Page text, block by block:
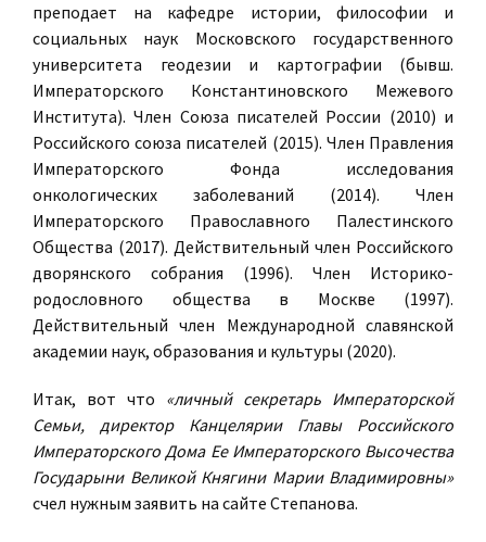
преподает на кафедре истории, философии и
социальных наук Московского государственного
университета геодезии и картографии (бывш.
Императорского Константиновского Межевого
Института). Член Союза писателей России (2010) и
Российского союза писателей (2015). Член Правления
Императорского Фонда исследования
онкологических заболеваний (2014). Член
Императорского Православного Палестинского
Общества (2017). Действительный член Российского
дворянского собрания (1996). Член Историко-
родословного общества в Москве (1997).
Действительный член Международной славянской
академии наук, образования и культуры (2020).
Итак, вот что «личный секретарь Императорской
Семьи, директор Канцелярии Главы Российского
Императорского Дома Ее Императорского Высочества
Государыни Великой Княгини Марии Владимировны»
счел нужным заявить на сайте Степанова.